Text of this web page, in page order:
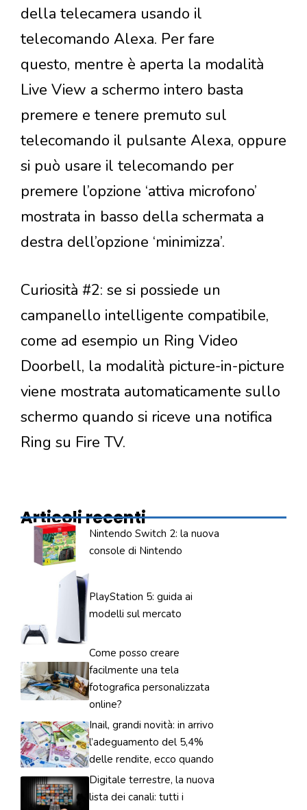
della telecamera usando il
telecomando Alexa. Per fare
questo, mentre è aperta la modalità
Live View a schermo intero basta
premere e tenere premuto sul
telecomando il pulsante Alexa, oppure
si può usare il telecomando per
premere l’opzione ‘attiva microfono’
mostrata in basso della schermata a
destra dell’opzione ‘minimizza’.
Curiosità #2: se si possiede un
campanello intelligente compatibile,
come ad esempio un Ring Video
Doorbell, la modalità picture-in-picture
viene mostrata automaticamente sullo
schermo quando si riceve una notifica
Ring su Fire TV.
Articoli recenti
Nintendo Switch 2: la nuova
console di Nintendo
PlayStation 5: guida ai
modelli sul mercato
Come posso creare
facilmente una tela
fotografica personalizzata
online?
Inail, grandi novità: in arrivo
l’adeguamento del 5,4%
delle rendite, ecco quando
Digitale terrestre, la nuova
lista dei canali: tutti i